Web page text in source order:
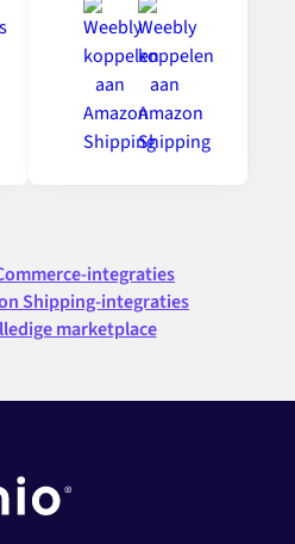
integraties
Shipping-integraties
marketplace